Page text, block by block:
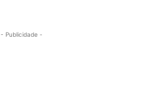
- Publicidade -